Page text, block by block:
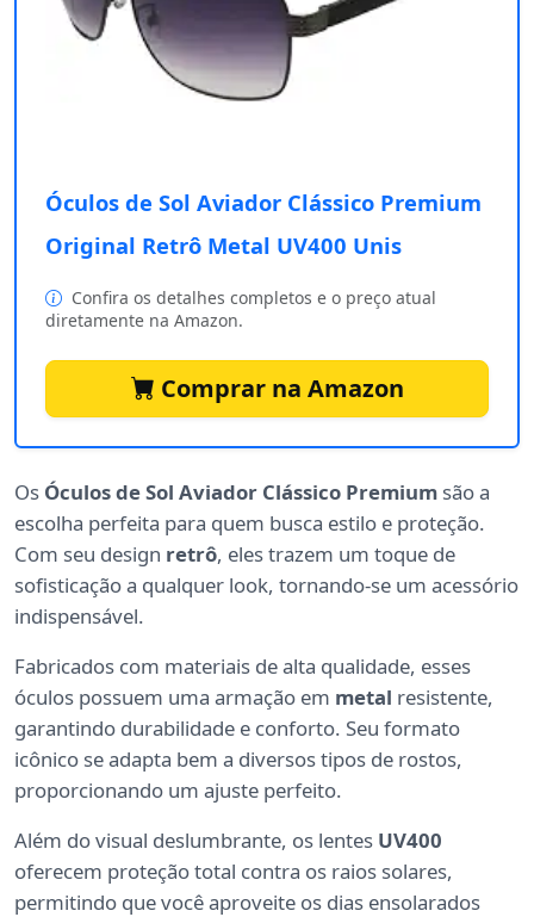
Óculos de Sol Aviador Clássico Premium
Original Retrô Metal UV400 Unis
Confira os detalhes completos e o preço atual
diretamente na Amazon.
Comprar na Amazon
Os Óculos de Sol Aviador Clássico Premium são a
escolha perfeita para quem busca estilo e proteção.
Com seu design retrô, eles trazem um toque de
sofisticação a qualquer look, tornando-se um acessório
indispensável.
Fabricados com materiais de alta qualidade, esses
óculos possuem uma armação em metal resistente,
garantindo durabilidade e conforto. Seu formato
icônico se adapta bem a diversos tipos de rostos,
proporcionando um ajuste perfeito.
Além do visual deslumbrante, os lentes UV400
oferecem proteção total contra os raios solares,
permitindo que você aproveite os dias ensolarados